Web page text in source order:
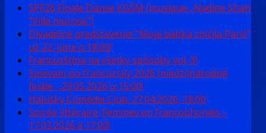
SPF26 Finale Danse KGŠM (musique : Nadine Shah
"Ville morose")
Divadelné predstavenie "Moja babka zničila Pariž"
už 22. júna o 18:00!
Francúzština na všetky spôsoby vol. 3!
Spievam po francúzsky 2026 (medzi)národné
finále - 29.05.2026 o 15:00!
Halušky Comédie Club: 27.04.2026, 18:00
Soirée littéraire: Femmes en francophonies -
17.03.2026 à 17:00!